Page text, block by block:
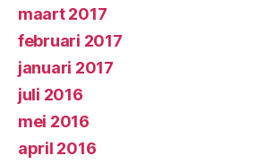
maart 2017
februari 2017
januari 2017
juli 2016
mei 2016
april 2016